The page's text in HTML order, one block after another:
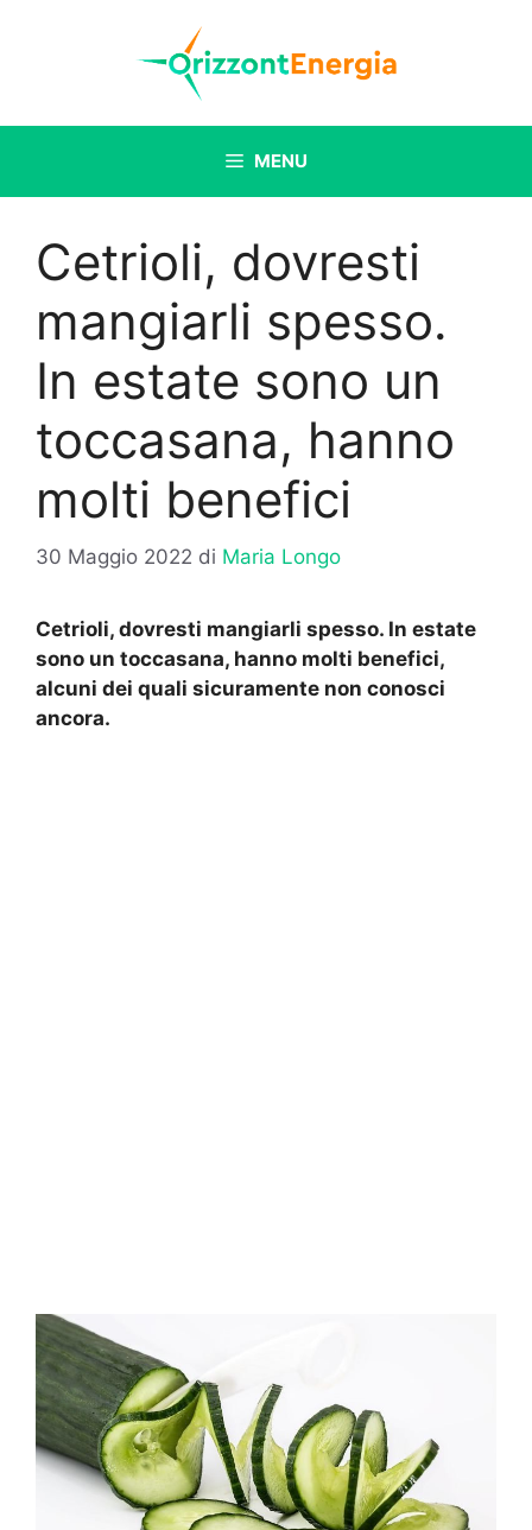
MENU
Cetrioli, dovresti
mangiarli spesso.
In estate sono un
toccasana, hanno
molti benefici
30 Maggio 2022 di Maria Longo
Cetrioli, dovresti mangiarli spesso. In estate
sono un toccasana, hanno molti benefici,
alcuni dei quali sicuramente non conosci
ancora.